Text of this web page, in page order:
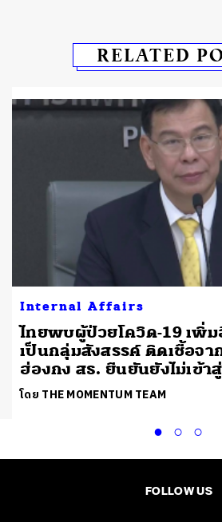
RELATED
Internal Affairs
ไทยพบผู้ป่วยโควิด-19 เพิ่ม
เป็นกลุ่มสังสรรค์ ติดเชื้อจ
ฮ่องกง สธ. ยืนยันยังไม่เข้า
โดย THE MOMENTUM TEAM
FOLLOW US